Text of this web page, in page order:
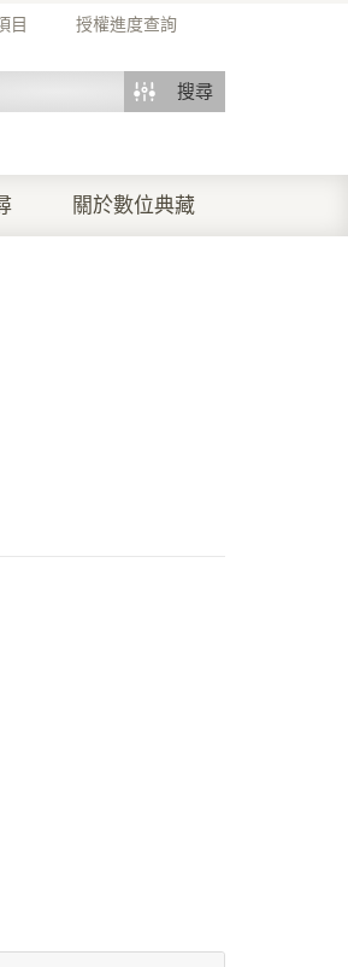
目 授權進度查詢
搜尋
關於數位典藏